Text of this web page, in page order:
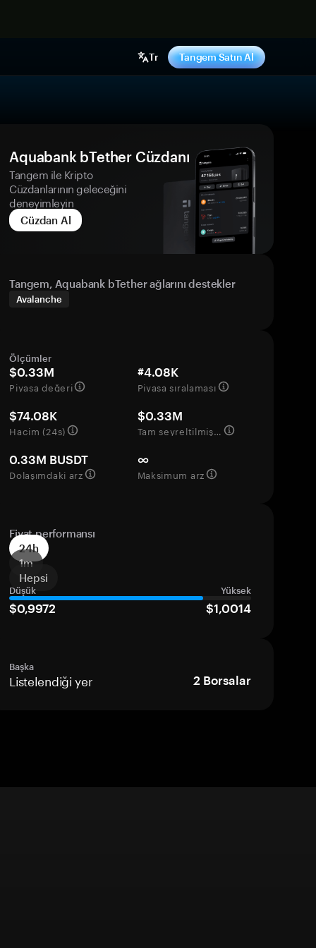
Tr Tangem Satın Al
Aquabank bTether Cüzdanı
Tangem ile Kripto
Cüzdanlarının geleceğini
deneyimleyin
Cüzdan Al
Tangem, Aquabank bTether ağlarını destekler
Avalanche
Ölçümler
$0.33M
Piyasa değeri
#4.08K
Piyasa sıralaması
$74.08K
Hacim (24s)
$0.33M
Tam seyreltilmiş değerleme
0.33M BUSDT
Dolaşımdaki arz
∞
Maksimum arz
Fiyat performansı
24h
1m
Hepsi
Düşük Yüksek
$0,9972 $1,0014
Başka
Listelendiği yer 2 Borsalar